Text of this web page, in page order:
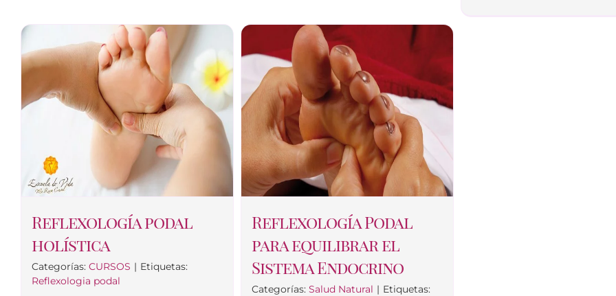
Reflexología podal
holística
Categorías: CURSOS | Etiquetas:
Reflexologia podal
Reflexología Podal
para equilibrar el
Sistema Endocrino
Categorías:Salud Natural | Etiquetas: